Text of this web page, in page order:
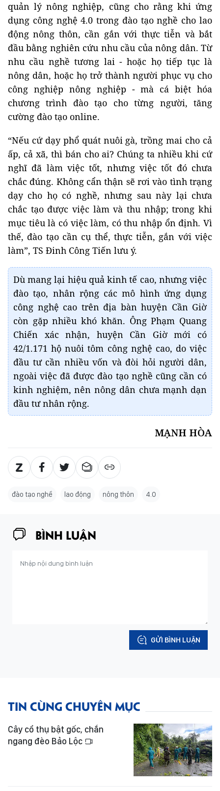
quản lý nông nghiệp, cũng cho rằng khi ứng
dụng công nghệ 4.0 trong đào tạo nghề cho lao
động nông thôn, cần gắn với thực tiễn và bắt
đầu bằng nghiên cứu nhu cầu của nông dân. Từ
nhu cầu nghề tương lai - hoặc họ tiếp tục là
nông dân, hoặc họ trở thành người phục vụ cho
công nghiệp nông nghiệp - mà cá biệt hóa
chương trình đào tạo cho từng người, tăng
cường đào tạo online.
“Nếu cứ dạy phổ quát nuôi gà, trồng mai cho cả
ấp, cả xã, thì bán cho ai? Chúng ta nhiều khi cứ
nghĩ đã làm việc tốt, nhưng việc tốt đó chưa
chắc đúng. Không cẩn thận sẽ rơi vào tình trạng
dạy cho họ có nghề, nhưng sau này lại chưa
chắc tạo được việc làm và thu nhập; trong khi
mục tiêu là có việc làm, có thu nhập ổn định. Vì
thế, đào tạo cần cụ thể, thực tiễn, gắn với việc
làm”, TS Đinh Công Tiến lưu ý.
Dù mang lại hiệu quả kinh tế cao, nhưng việc
đào tạo, nhân rộng các mô hình ứng dụng
công nghệ cao trên địa bàn huyện Cần Giờ
còn gặp nhiều khó khăn. Ông Phạm Quang
Chiến xác nhận, huyện Cần Giờ mới có
42/1.171 hộ nuôi tôm công nghệ cao, do việc
đầu tư cần nhiều vốn và đòi hỏi người dân,
ngoài việc đã được đào tạo nghề cũng cần có
kinh nghiệm, nên nông dân chưa mạnh dạn
đầu tư nhân rộng.
MẠNH HÒA
đào tạo nghề lao động nông thôn 4.0
BÌNH LUẬN
GỬI BÌNH LUẬN
TIN CÙNG CHUYÊN MỤC
Cây cổ thụ bật gốc, chắn
ngang đèo Bảo Lộc